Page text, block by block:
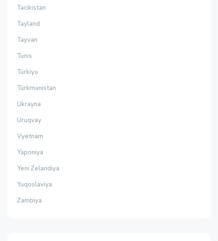
Tacikistan
Tayland
Tayvan
Tunis
Türkiyə
Türkmənistan
Ukrayna
Uruqvay
Vyetnam
Yaponiya
Yeni Zelandiya
Yuqoslaviya
Zambiya